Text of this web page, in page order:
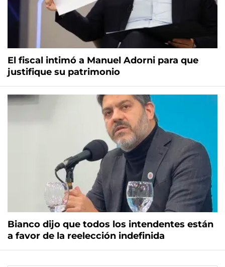
El fiscal intimó a Manuel Adorni para que
justifique su patrimonio
Bianco dijo que todos los intendentes están
a favor de la reelección indefinida